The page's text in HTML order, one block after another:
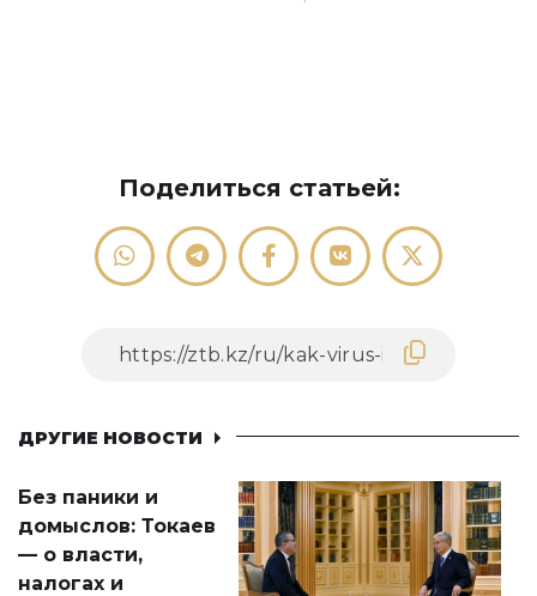
Поделиться статьей:
ДРУГИЕ НОВОСТИ
Без паники и
домыслов: Токаев
— о власти,
налогах и